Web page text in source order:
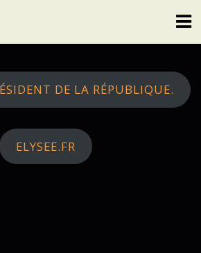
DE LA RÉPUBLIQUE.
ELYSEE.FR